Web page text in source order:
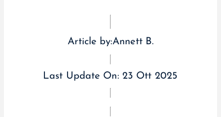
Article by:Annett B.
Last Update On: 23 Ott 2025